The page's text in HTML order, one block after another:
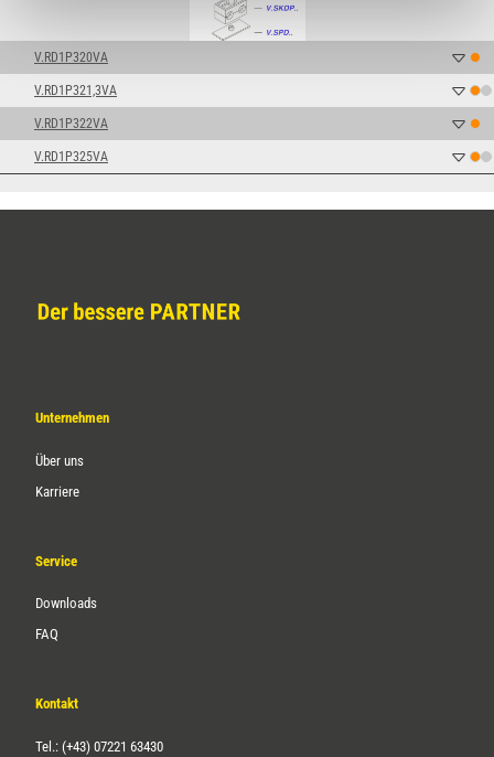
V.RD1P320VA
V.RD1P321,3VA
V.RD1P322VA
V.RD1P325VA
Unternehmen
Über uns
Karriere
Service
Downloads
FAQ
Kontakt
Tel.: (+43) 07221 63430